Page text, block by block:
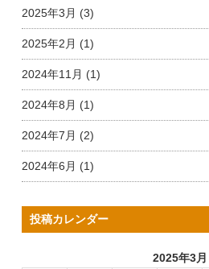
2025年3月 (3)
2025年2月 (1)
2024年11月 (1)
2024年8月 (1)
2024年7月 (2)
2024年6月 (1)
投稿カレンダー
2025年3月